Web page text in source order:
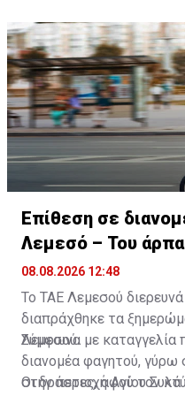
βαθμούς στα ψηλότερα
βόρεια παράλια και
ψηλότερα ορεινά.
Επίθεση σε
Λεμεσό – Του
παραγγελία
08.08.2026 12:48
Το ΤΑΕ Λεμεσού
διαπράχθηκε τα
Λεμεσού.
Σύμφωνα με καταγγελία
διανομέα φαγητού, γύρω
στην περιοχή Αγίου
Οι δράστες, αφού τον